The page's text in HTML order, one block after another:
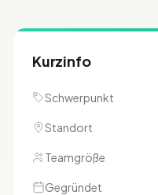
Kurzinfo
Schwerpunkt
Standort
Teamgröße
Gegründet